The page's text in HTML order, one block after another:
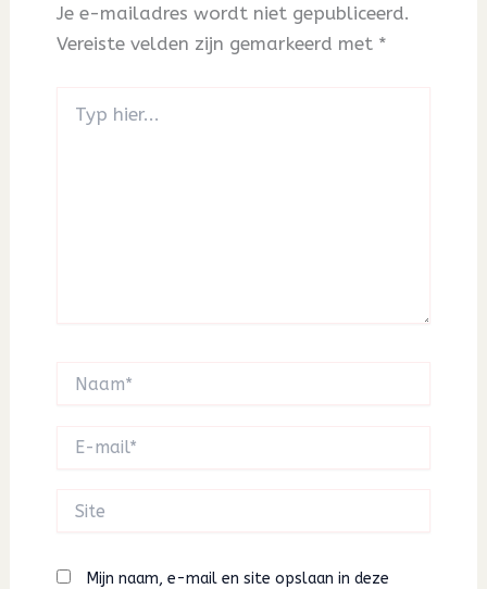
Je e-mailadres wordt niet gepubliceerd.
Vereiste velden zijn gemarkeerd met *
hier...
mail*
Mijn naam, e-mail en site opslaan in deze